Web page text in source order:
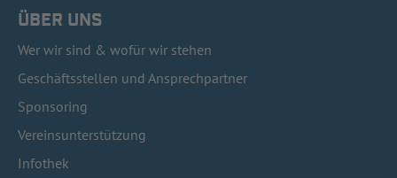
ÜBER UNS
Wer wir sind & wofür wir stehen
Geschäftsstellen und Ansprechpartner
Sponsoring
Vereinsunterstützung
Infothek